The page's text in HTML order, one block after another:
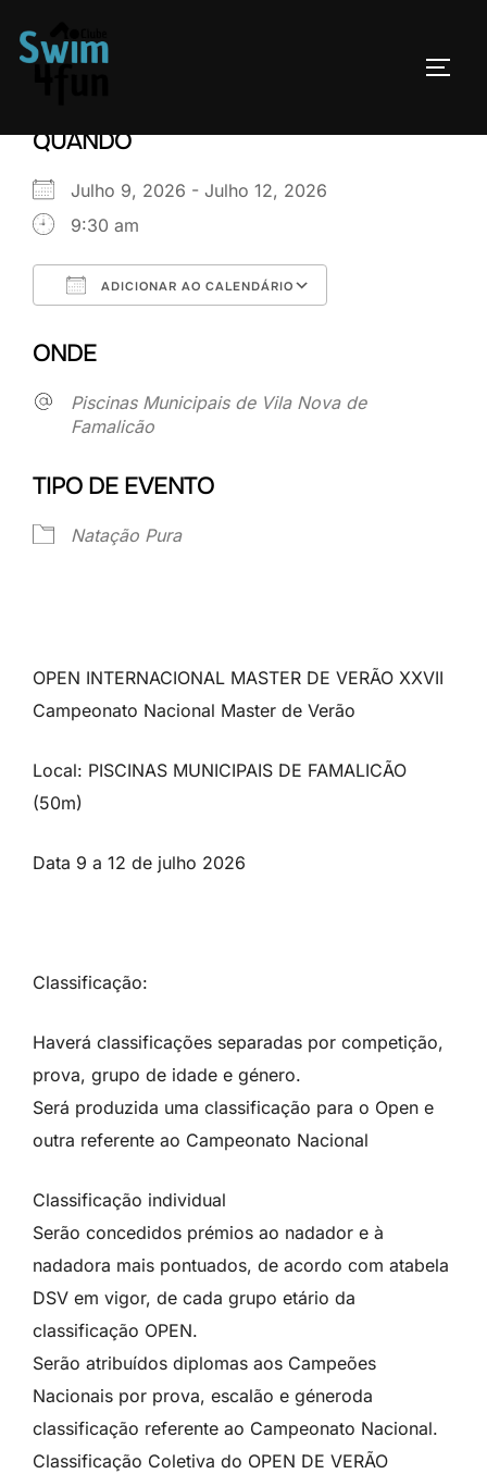
QUANDO
Julho 9, 2026 - Julho 12, 2026
9:30 am
ADICIONAR AO CALENDÁRIO
ONDE
Piscinas Municipais de Vila Nova de
Famalicão
TIPO DE EVENTO
Natação Pura
OPEN INTERNACIONAL MASTER DE VERÃO XXVII
Campeonato Nacional Master de Verão
Local: PISCINAS MUNICIPAIS DE FAMALICÃO
(50m)
Data 9 a 12 de julho 2026
Classificação:
Haverá classificações separadas por competição,
prova, grupo de idade e género.
Será produzida uma classificação para o Open e
outra referente ao Campeonato Nacional
Classificação individual
Serão concedidos prémios ao nadador e à
nadadora mais pontuados, de acordo com atabela
DSV em vigor, de cada grupo etário da
classificação OPEN.
Serão atribuídos diplomas aos Campeões
Nacionais por prova, escalão e géneroda
classificação referente ao Campeonato Nacional.
Classificação Coletiva do OPEN DE VERÃO